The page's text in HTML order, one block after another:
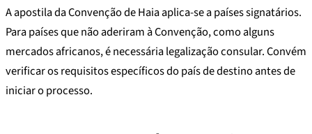
A apostila da Convenção de Haia aplica-se a países signatários.
Para países que não aderiram à Convenção, como alguns
mercados africanos, é necessária legalização consular. Convém
verificar os requisitos específicos do país de destino antes de
iniciar o processo.